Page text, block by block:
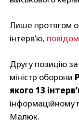
Лише протягом
інтерв’ю,
Другу позицію
міністр оборони
якого 13
інформаційному
Малюк.